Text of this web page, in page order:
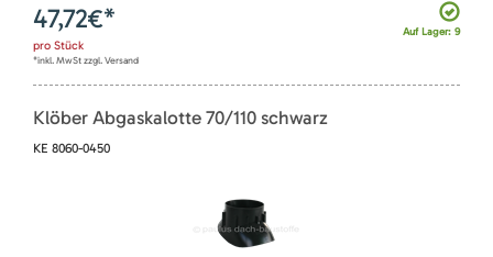
Auf Lager: 9
47,72€*
pro Stück
*inkl. MwSt zzgl. Versand
Klöber Abgaskalotte 70/110 schwarz
KE 8060-0450